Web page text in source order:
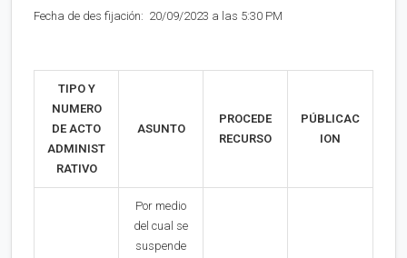
Fecha de des fijación: 20/09/2023 a las 5:30 PM
TIPO Y
NUMERO
DE ACTO
ADMINIST
RATIVO
ASUNTO
PROCEDE
RECURSO
PÚBLICAC
ION
Por medio
del cual se
suspende